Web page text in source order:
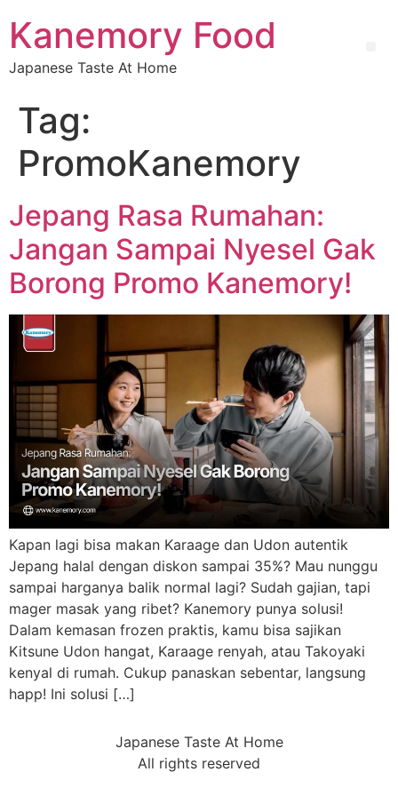
Kanemory Food
Japanese Taste At Home
Tag:
PromoKanemory
Jepang Rasa Rumahan:
Jangan Sampai Nyesel Gak
Borong Promo Kanemory!
Kapan lagi bisa makan Karaage dan Udon autentik
Jepang halal dengan diskon sampai 35%? Mau nunggu
sampai harganya balik normal lagi? Sudah gajian, tapi
mager masak yang ribet? Kanemory punya solusi!
Dalam kemasan frozen praktis, kamu bisa sajikan
Kitsune Udon hangat, Karaage renyah, atau Takoyaki
kenyal di rumah. Cukup panaskan sebentar, langsung
happ! Ini solusi […]
Japanese Taste At Home
All rights reserved